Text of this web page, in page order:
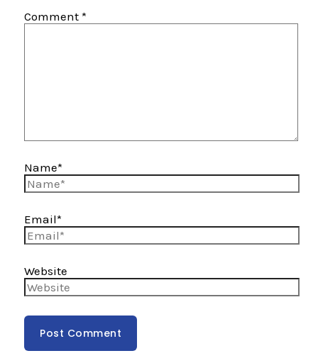
Comment*
Name*
Email*
Website